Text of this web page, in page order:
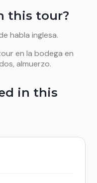
this tour?
habla inglesa.
en la bodega en
almuerzo.
in this